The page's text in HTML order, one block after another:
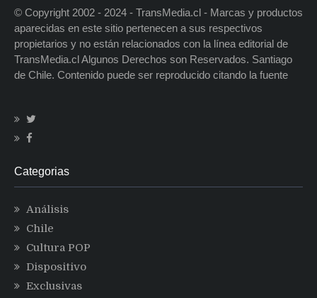
© Copyright 2002 - 2024 - TransMedia.cl - Marcas y productos
aparecidas en este sitio pertenecen a sus respectivos
propietarios y no están relacionados con la línea editorial de
TransMedia.cl Algunos Derechos son Reservados. Santiago
de Chile. Contenido puede ser reproducido citando la fuente
Categorias
Análisis
Chile
Cultura POP
Dispositivo
Exclusivas